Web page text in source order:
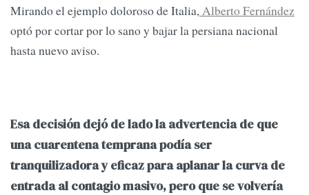
Mirando el ejemplo doloroso de Italia,Alberto Fernández
optó por cortar por lo sano y bajar la persiana nacional
hasta nuevo aviso.
Esa decisión dejó de lado la advertencia de que
una cuarentena temprana podía ser
tranquilizadora y eficaz para aplanar la curva de
entrada al contagio masivo, pero que se volvería